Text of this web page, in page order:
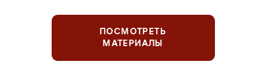
ПОСМОТРЕТЬ
МАТЕРИАЛЫ